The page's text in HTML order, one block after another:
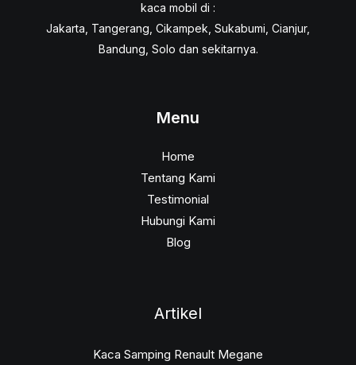
kaca mobil di :
Jakarta, Tangerang, Cikampek, Sukabumi, Cianjur,
Bandung, Solo dan sekitarnya.
Menu
Home
Tentang Kami
Testimonial
Hubungi Kami
Blog
Artikel
Kaca Samping Renault Megane